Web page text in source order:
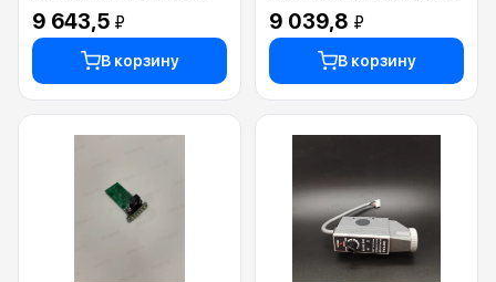
9 643,5 ₽
В корзину
cut)
9 039,8 ₽
В корзину